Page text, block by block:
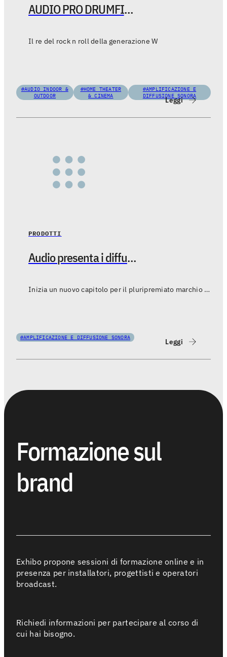
AUDIO PRO DRUMFIRE W GENERATION
Il re del rock n roll della generazione W
#AUDIO INDOOR &
OUTDOOR
#HOME THEATER
& CINEMA
#AMPLIFICAZIONE E
DIFFUSIONE SONORA
Leggi
PRODOTTI
Audio presenta i diffusori W-Generation
Inizia un nuovo capitolo per il pluripremiato marchio svedese con una nuovissima app basata su Linkplay, un sound rinnovato e un design raffinato
#AMPLIFICAZIONE E DIFFUSIONE SONORA Leggi
Formazione sul
brand
Exhibo propone sessioni di formazione online e in
presenza per installatori, progettisti e operatori
broadcast.
Richiedi informazioni per partecipare al corso di
cui hai bisogno.